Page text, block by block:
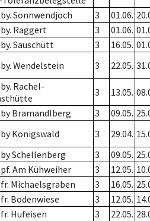
Sonnwendjoch 3 01.06.
Raggert 3 01.06.
Sauschütt 3 16.05.
Wendelstein 3 22.05.
Rachel-
3 13.05.
Bramandlberg 3 09.05.
Königswald 3 29.04.
Schellenberg 3 09.05.
Am Kühweiher 3 12.05.
Michaelsgraben 3 16.05.
Bodenwiese 3 12.05.
Hufeisen 3 22.05.